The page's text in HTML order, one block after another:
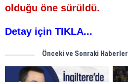
olduğu öne sürüldü.
Detay için TIKLA...
Önceki ve Sonraki Haberler